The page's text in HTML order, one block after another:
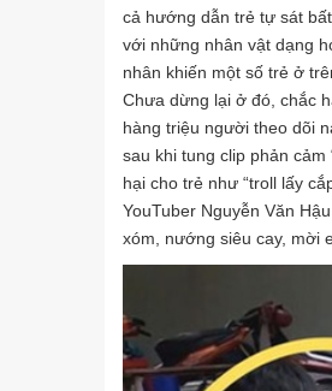
cả hướng dẫn trẻ tự sát
với những nhân vật dạng
nhân khiến một số trẻ ở
Chưa dừng lại ở đó, chắc
hàng triệu người theo dõi
sau khi tung clip phản
hại cho trẻ như “troll lấy
YouTuber Nguyễn Văn
xóm, nướng siêu cay, mời